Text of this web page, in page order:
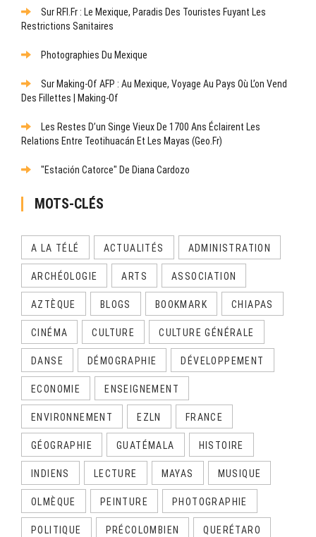
Sur RFI.fr : Le Mexique, Paradis Des Touristes Fuyant Les
Restrictions Sanitaires
Photographies Du Mexique
Sur Making-Of AFP : Au Mexique, Voyage Au Pays Où L’on Vend
Des Fillettes | Making-Of
Les Restes D’un Singe Vieux De 1700 Ans Éclairent Les
Relations Entre Teotihuacán Et Les Mayas (Geo.fr)
"Estación Catorce" De Diana Cardozo
MOTS-CLÉS
A LA TÉLÉ ACTUALITÉS ADMINISTRATION
ARCHÉOLOGIE ARTS ASSOCIATION
AZTÈQUE BLOGS BOOKMARK CHIAPAS
CINÉMA CULTURE CULTURE GÉNÉRALE
DANSE DÉMOGRAPHIE DÉVELOPPEMENT
ECONOMIE ENSEIGNEMENT
ENVIRONNEMENT EZLN FRANCE
GÉOGRAPHIE GUATÉMALA HISTOIRE
INDIENS LECTURE MAYAS MUSIQUE
OLMÈQUE PEINTURE PHOTOGRAPHIE
POLITIQUE PRÉCOLOMBIEN QUERÉTARO